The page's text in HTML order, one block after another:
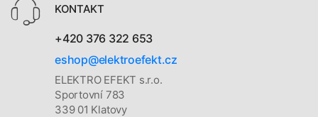
KONTAKT
+420 376 322 653
eshop@elektroefekt.cz
ELEKTRO EFEKT s.r.o.
Sportovní 783
339 01 Klatovy